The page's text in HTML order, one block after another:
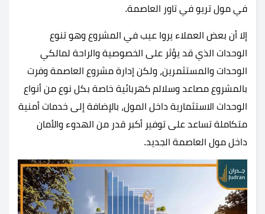
في مول تريو في تاور العاصمة.
إلا أن بعض العملاء يروا عيب في المشروع وهو تنوع
الوحدات الذي قد يؤثر على الخصوصية والراحة لمالكي
الوحدات والمستثمرين، ولكن إدارة مشروع العاصمة وفرت
بالمشروع مصاعد وسلالم كهربائية خاصة بكل نوع من أنواع
الوحدات الاستثمارية داخل المول، بالإضافة إلى خدمات أمنية
متكاملة تساعد على توفير أكبر قدر من الهدوء والأمان
داخل مول العاصمة الجديد.